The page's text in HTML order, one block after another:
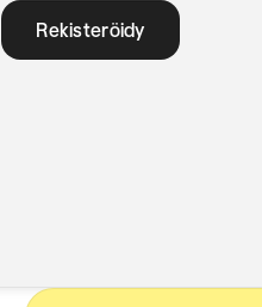
Rekisteröidy